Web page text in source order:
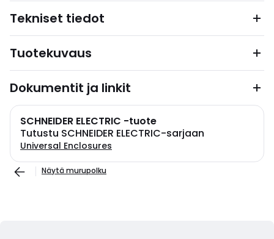
Tekniset tiedot
Tuotekuvaus
Dokumentit ja linkit
SCHNEIDER ELECTRIC -tuote
Tutustu SCHNEIDER ELECTRIC-sarjaan
Universal Enclosures
Näytä murupolku